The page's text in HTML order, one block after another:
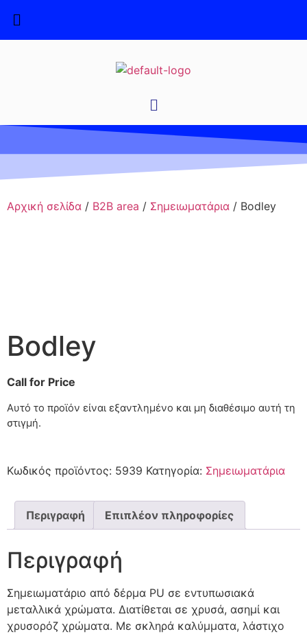
Αρχική σελίδα / B2B area / Σημειωματάρια / Bodley
Bodley
Call for Price
Αυτό το προϊόν είναι εξαντλημένο και μη διαθέσιμο αυτή τη
στιγμή.
Κωδικός προϊόντος: 5939 Κατηγορία: Σημειωματάρια
Περιγραφή Επιπλέον πληροφορίες
Περιγραφή
Σημειωματάριο από δέρμα PU σε εντυπωσιακά
μεταλλικά χρώματα. Διατίθεται σε χρυσά, ασημί και
χρυσορόζ χρώματα. Με σκληρά καλύμματα, λάστιχο